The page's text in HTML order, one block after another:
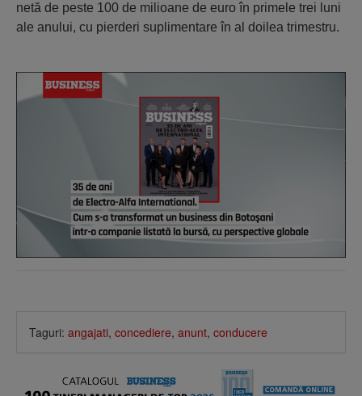
netă de peste 100 de milioane de euro în primele trei luni
ale anului, cu pierderi suplimentare în al doilea trimestru.
Taguri: angajati, concediere, anunt, conducere